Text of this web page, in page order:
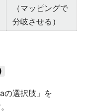
（マッピングで
分岐させる）
の選択肢」を